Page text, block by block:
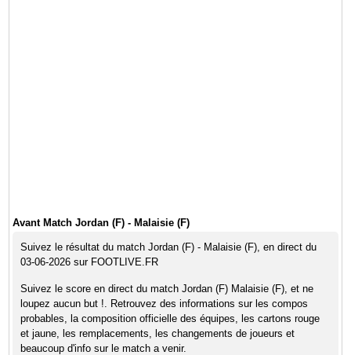
Avant Match Jordan (F) - Malaisie (F)
Suivez le résultat du match Jordan (F) - Malaisie (F), en direct du
03-06-2026 sur FOOTLIVE.FR
Suivez le score en direct du match Jordan (F) Malaisie (F), et ne
loupez aucun but !. Retrouvez des informations sur les compos
probables, la composition officielle des équipes, les cartons rouge
et jaune, les remplacements, les changements de joueurs et
beaucoup d'info sur le match a venir.